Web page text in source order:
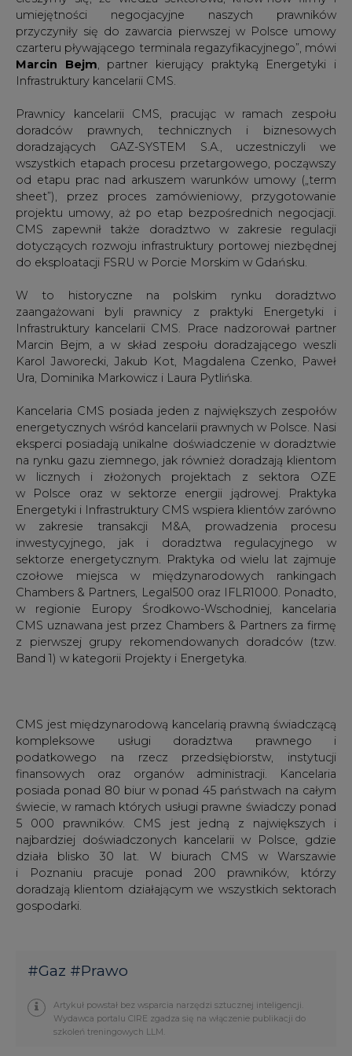
umiejętności negocjacyjne naszych prawników
przyczyniły się do zawarcia pierwszej w Polsce umowy
czarteru pływającego terminala regazyfikacyjnego”, mówi
Marcin Bejm , partner kierujący praktyką Energetyki i
Infrastruktury kancelarii CMS.
Prawnicy kancelarii CMS, pracując w ramach zespołu
doradców prawnych, technicznych i biznesowych
doradzających GAZ-SYSTEM S.A., uczestniczyli we
wszystkich etapach procesu przetargowego, począwszy
od etapu prac nad arkuszem warunków umowy („term
sheet”), przez proces zamówieniowy, przygotowanie
projektu umowy, aż po etap bezpośrednich negocjacji.
CMS zapewnił także doradztwo w zakresie regulacji
dotyczących rozwoju infrastruktury portowej niezbędnej
do eksploatacji FSRU w Porcie Morskim w Gdańsku.
W to historyczne na polskim rynku doradztwo
zaangażowani byli prawnicy z praktyki Energetyki i
Infrastruktury kancelarii CMS. Prace nadzorował partner
Marcin Bejm, a w skład zespołu doradzającego weszli
Karol Jaworecki, Jakub Kot, Magdalena Czenko, Paweł
Ura, Dominika Markowicz i Laura Pytlińska.
Kancelaria CMS posiada jeden z największych zespołów
energetycznych wśród kancelarii prawnych w Polsce. Nasi
eksperci posiadają unikalne doświadczenie w doradztwie
na rynku gazu ziemnego, jak również doradzają klientom
w licznych i złożonych projektach z sektora OZE
w Polsce oraz w sektorze energii jądrowej. Praktyka
Energetyki i Infrastruktury CMS wspiera klientów zarówno
w zakresie transakcji M&A, prowadzenia procesu
inwestycyjnego, jak i doradztwa regulacyjnego w
sektorze energetycznym. Praktyka od wielu lat zajmuje
czołowe miejsca w międzynarodowych rankingach
Chambers & Partners, Legal500 oraz IFLR1000. Ponadto,
w regionie Europy Środkowo-Wschodniej, kancelaria
CMS uznawana jest przez Chambers & Partners za firmę
z pierwszej grupy rekomendowanych doradców (tzw.
Band 1) w kategorii Projekty i Energetyka.
CMS jest międzynarodową kancelarią prawną świadczącą
kompleksowe usługi doradztwa prawnego i
podatkowego na rzecz przedsiębiorstw, instytucji
finansowych oraz organów administracji. Kancelaria
posiada ponad 80 biur w ponad 45 państwach na całym
świecie, w ramach których usługi prawne świadczy ponad
5 000 prawników. CMS jest jedną z największych i
najbardziej doświadczonych kancelarii w Polsce, gdzie
działa blisko 30 lat. W biurach CMS w Warszawie
i Poznaniu pracuje ponad 200 prawników, którzy
doradzają klientom działającym we wszystkich sektorach
gospodarki.
#Gaz #Prawo
Artykuł powstał bez wsparcia narzędzi sztucznej inteligencji.
Wydawca portalu CIRE zgadza się na włączenie publikacji do
szkoleń treningowych LLM.